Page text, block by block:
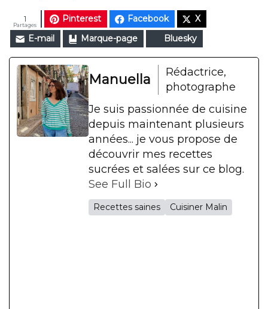
Pinterest Facebook
X
E-mail
Marque-page Bluesky
Partages
1
Manuella
Rédactrice,
photographe
Je suis passionnée de cuisine
depuis maintenant plusieurs
années... je vous propose de
découvrir mes recettes
sucrées et salées sur ce blog.
See Full Bio
Recettes saines Cuisiner Malin